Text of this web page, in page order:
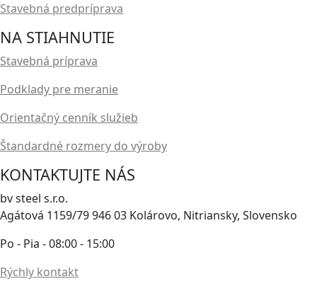
Stavebná predpríprava
NA STIAHNUTIE
Stavebná príprava
Podklady pre meranie
Orientačný cenník služieb
Štandardné rozmery do výroby
KONTAKTUJTE NÁS
bv steel s.r.o.
Agátová 1159/79 946 03 Kolárovo, Nitriansky, Slovensko
Po - Pia - 08:00 - 15:00
Rýchly kontakt